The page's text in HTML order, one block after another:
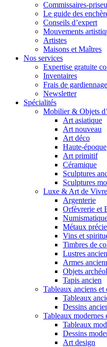
Commissaires-
Le guide des
Conseils d’expert
Mouvements
Artistes
Maisons et Maîtres
Nos services
Expertise gratuite
Inventaires
Frais de gardiennage
Newsletter
Spécialités
Mobilier & Objets
Art asiatique
Art nouveau
Art déco
Haute-époque
Art primitif
Céramique
Sculptures
Sculptures
Luxe & Art de Vivre
Argenterie
Orfèvrerie et
Métaux
Vins et
Timbres de
Lustres
Armes
Objets
Tapis ancien
Tableaux anciens et
Tableaux
Dessins
Tableaux modernes
Tableaux
Dessins
Art design